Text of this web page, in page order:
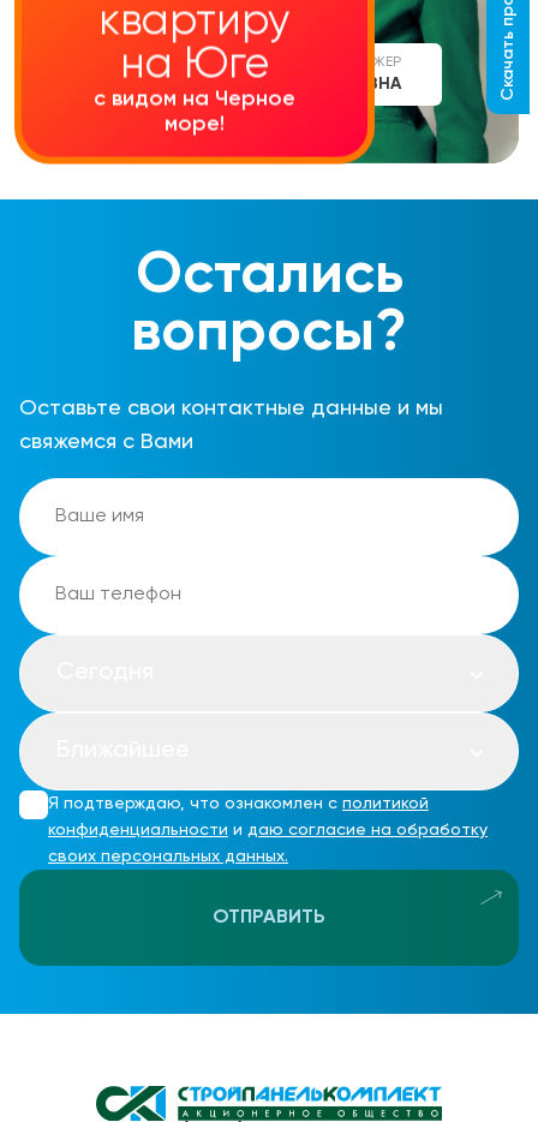
СТАРШИЙ МЕНЕДЖЕР
АЛИНА СЕРГЕЕВНА
Остались
вопросы?
Оставьте свои контактные данные и мы
свяжемся с Вами
Я подтверждаю, что ознакомлен с политикой
конфиденциальности и даю согласие на обработку
своих персональных данных.
ОТПРАВИТЬ
квартиру
на Юге
с видом на Черное
море!